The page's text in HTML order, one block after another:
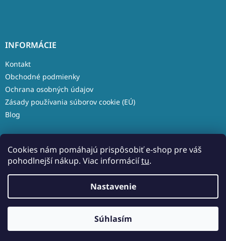
Cookies nám pomáhajú prispôsobiť e-shop pre váš
pohodlnejší nákup. Viac informáciítu.
Nastavenie
Súhlasím
INFORMÁCIE
Kontakt
Obchodné podmienky
Ochrana osobných údajov
Zásady používania súborov cookie (EÚ)
Blog
Copyright 2026Aleso.sk. Všetky práva vyhradené.Upraviť
nastavenie cookies